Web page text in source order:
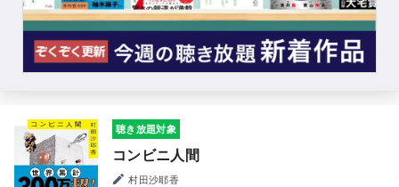
聴き放題対象
コンビニ人間
村田沙耶香